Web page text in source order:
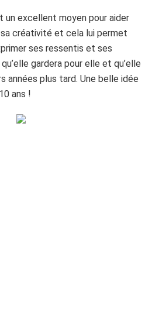
un excellent moyen pour aider
créativité et cela lui permet
ses ressentis et ses
gardera pour elle et qu’elle
années plus tard. Une belle idée
ans !